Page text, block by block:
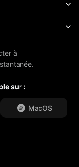
à
sur :
MacOS